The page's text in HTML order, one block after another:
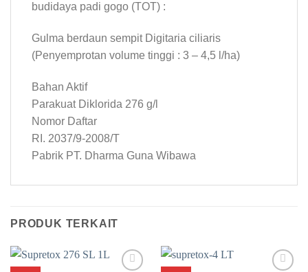
budidaya padi gogo (TOT) :
Gulma berdaun sempit Digitaria ciliaris
(Penyemprotan volume tinggi : 3 – 4,5 l/ha)
Bahan Aktif
Parakuat Diklorida 276 g/l
Nomor Daftar
RI. 2037/9-2008/T
Pabrik PT. Dharma Guna Wibawa
PRODUK TERKAIT